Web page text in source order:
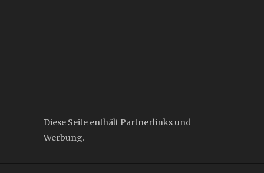
Diese Seite enthält Partnerlinks und
Werbung.